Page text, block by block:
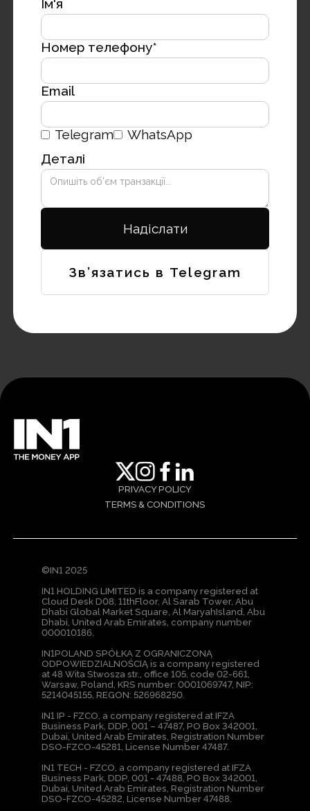
Ім'я
Номер телефону*
Email
Telegram
WhatsApp
Деталі
Зв’язатись в Telegram
PRIVACY POLICY
TERMS & CONDITIONS
©IN1 2025
IN1 HOLDING LIMITED is a company registered at
Cloud Desk D08, 11thFloor, Al Sarab Tower, Abu
Dhabi Global Market Square, Al MaryahIsland, Abu
Dhabi, United Arab Emirates, company number
000010186.
IN1POLAND SPÓŁKA Z OGRANICZONĄ
ODPOWIEDZIALNOŚCIĄ is a company registered
at 48 Wita Stwosza str., office 105, code 02-661,
Warsaw, Poland, KRS number: 0001069747, NIP:
5214045155, REGON: 526968250.
IN1 IP - FZCO, a company registered at IFZA
Business Park, DDP, 001 – 47487, PO Box 342001,
Dubai, United Arab Emirates, Registration Number
DSO-FZCO-45281, License Number 47487.
IN1 TECH - FZCO, a company registered at IFZA
Business Park, DDP, 001 - 47488, PO Box 342001,
Dubai, United Arab Emirates, Registration Number
DSO-FZCO-45282, License Number 47488.